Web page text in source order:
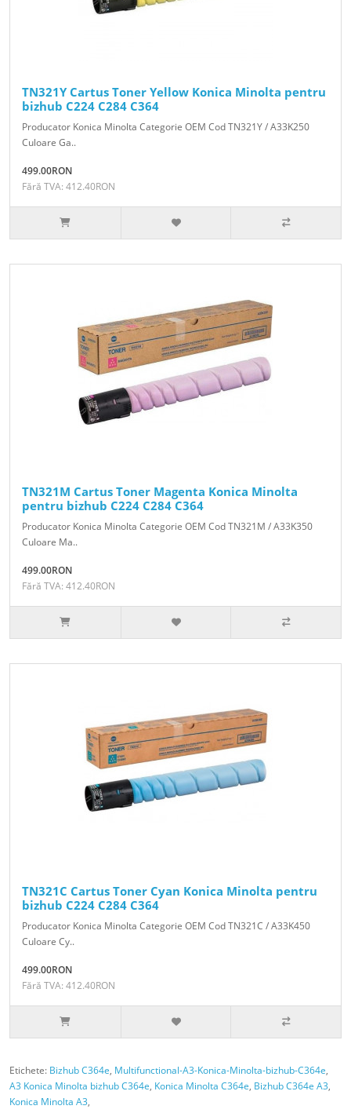
TN321Y Cartus Toner Yellow Konica Minolta pentru
bizhub C224 C284 C364
Producator Konica Minolta Categorie OEM Cod TN321Y / A33K250
Culoare Ga..
499.00RON
Fără TVA: 412.40RON
TN321M Cartus Toner Magenta Konica Minolta
pentru bizhub C224 C284 C364
Producator Konica Minolta Categorie OEM Cod TN321M / A33K350
Culoare Ma..
499.00RON
Fără TVA: 412.40RON
TN321C Cartus Toner Cyan Konica Minolta pentru
bizhub C224 C284 C364
Producator Konica Minolta Categorie OEM Cod TN321C / A33K450
Culoare Cy..
499.00RON
Fără TVA: 412.40RON
Etichete: Bizhub C364e, Multifunctional-A3-Konica-Minolta-bizhub-C364e,
A3 Konica Minolta bizhub C364e, Konica Minolta C364e, Bizhub C364e A3,
Konica Minolta A3,